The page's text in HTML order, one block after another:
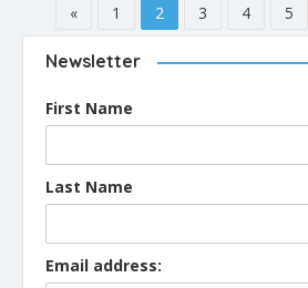
« 1 2 3 4 5
Newsletter
First Name
Last Name
Email address: